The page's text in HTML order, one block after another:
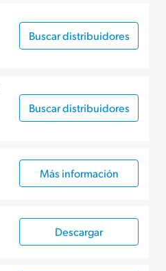
Buscar distribuidores
Buscar distribuidores
Más información
Descargar